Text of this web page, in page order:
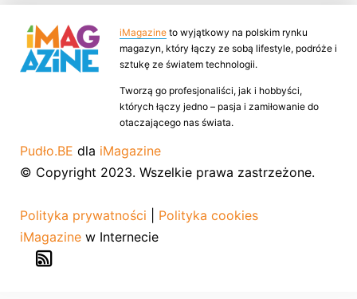
iMagazine to wyjątkowy na polskim rynku
magazyn, który łączy ze sobą lifestyle, podróże i
sztukę ze światem technologii.
Tworzą go profesjonaliści, jak i hobbyści,
których łączy jedno – pasja i zamiłowanie do
otaczającego nas świata.
Pudło.BE dla iMagazine
© Copyright 2023. Wszelkie prawa zastrzeżone.
Polityka prywatności
Polityka cookies
iMagazine w Internecie